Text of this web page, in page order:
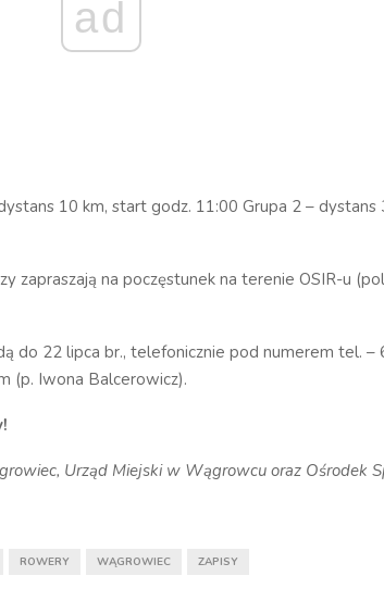
ad
10 km, start godz. 11:00 Grupa 2 – dystans
zapraszają na poczęstunek na terenie OSIR-u
do 22 lipca br., telefonicznie pod numerem tel. –
(p. Iwona Balcerowicz).
Urząd Miejski w Wągrowcu oraz Ośrodek
ROWERY WĄGROWIEC ZAPISY